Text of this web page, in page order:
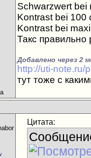
Schwarzwert bei
Kontrast bei 100
Kontrast bei
Такс
Добавлено через 2
http://uti-note.ru/
тут тоже с
Цитата: